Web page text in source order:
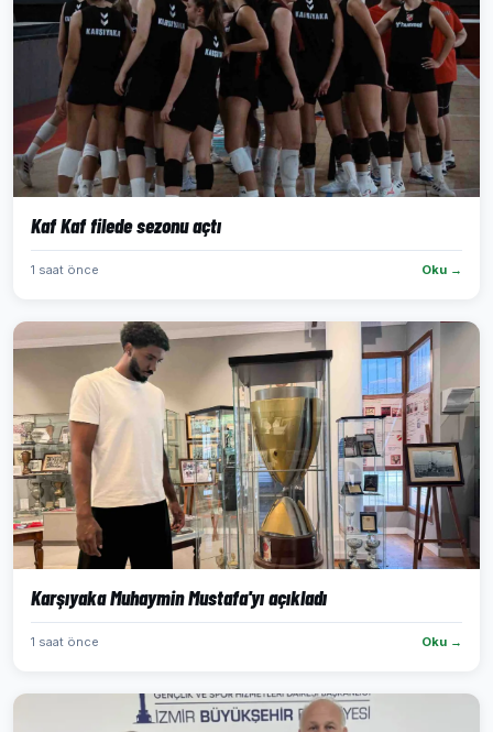
Kaf Kaf filede sezonu açtı
1 saat önce Oku →
Karşıyaka Muhaymin Mustafa'yı açıkladı
1 saat önce Oku →